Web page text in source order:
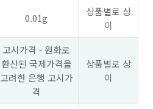
0.01g
상품별로 상
이
고시가격 - 원화로
환산된 국제가격을
고려한 은행 고시가
격
상품별로 상
이